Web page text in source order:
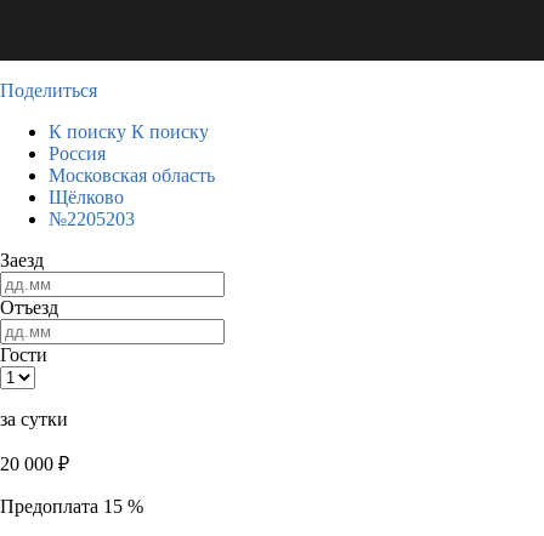
Поделиться
К поиску К поиску
Россия
Московская область
Щёлково
№2205203
Заезд
Отъезд
Гости
за сутки
20 000 ₽
Предоплата 15 %